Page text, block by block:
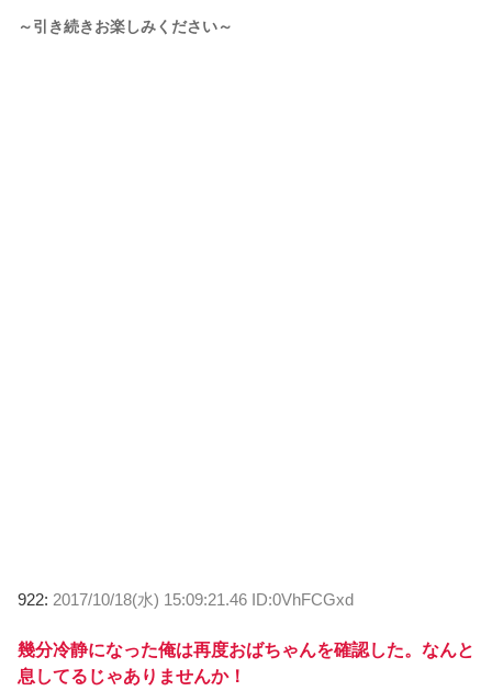
～引き続きお楽しみください～
922: 2017/10/18(水) 15:09:21.46 ID:0VhFCGxd
幾分冷静になった俺は再度おばちゃんを確認した。なんと
息してるじゃありませんか！